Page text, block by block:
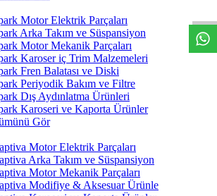
Motor Elektrik Parçaları
Arka Takım ve Süspansiyon
Motor Mekanik Parçaları
Karoser iç Trim Malzemeleri
Fren Balatası ve Diski
Periyodik Bakım ve Filtre
Dış Aydınlatma Ürünleri
Karoseri ve Kaporta Ürünler
Gör
Motor Elektrik Parçaları
Arka Takım ve Süspansiyon
Motor Mekanik Parçaları
Modifiye & Aksesuar Ürünle